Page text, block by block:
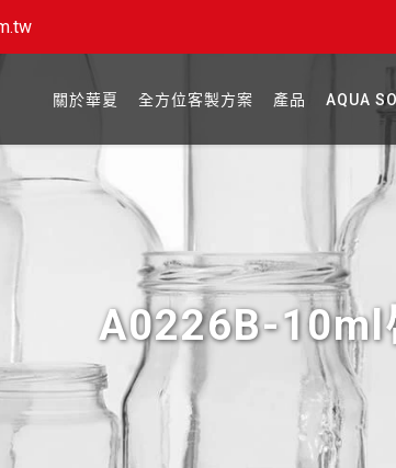
關於華夏 全方位客製方案 產品 AQUA
A0226B-10ml